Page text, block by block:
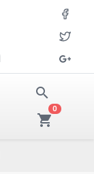
search
shopping_cart
0